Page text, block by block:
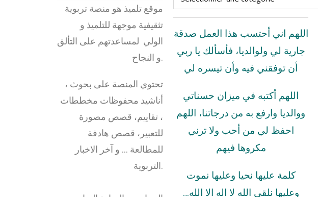
موقع تلميذ هو منصة تربوية
تثقيفية موجهة للتلميذ و
الولي لمساعدتهم على التألق
و النجاح.
تحتوي المنصة على بحوث ،
أناشيد محفوظات مخططات
، تقاييم، قصص مصورة
للتعبير، قصص هادفة
للمطالعة … و آخر الاخبار
التربوية.
اللهم اني أحتسب هذا العمل صدقة
جارية لي ولوالديا، فأسألك يا ربي
أن توفقني فيه وأن تيسره لي
اللهم أكتبه في ميزان حسناتي
ووالديا وارفع به من درجاتنا، اللهم
احفظ لي من أحب ولا ترني
مكروها فيهم
كلمة عليها نحيا وعليها نموت
وعليها نلقى الله لا اله الا الله…